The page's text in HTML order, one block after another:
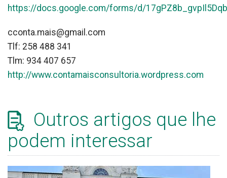
https://docs.google.com/forms/d/
cconta.mais@gmail.com
Tlf: 258 488 341
Tlm: 934 407 657
http://www.contamaisconsultoria.wordpress.com
Outros artigos que lhe
podem interessar